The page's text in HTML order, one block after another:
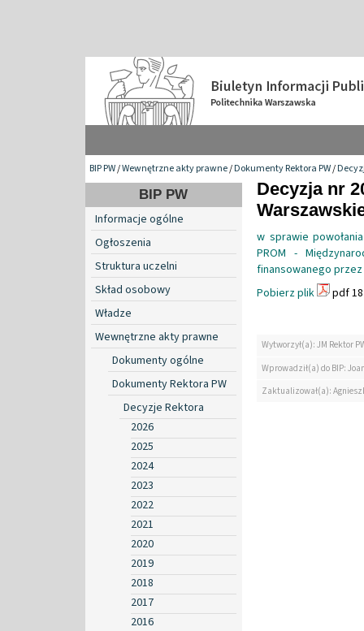
BIP PW/Wewnętrzne akty prawne/Dokumenty Rektora PW/
BIP PW
Informacje ogólne
Ogłoszenia
Struktura uczelni
Skład osobowy
Władze
Wewnętrzne akty prawne
Dokumenty ogólne
Dokumenty Rektora PW
Decyzje Rektora
2026
2025
2024
2023
2022
2021
2020
2019
2018
2017
2016
Decyzja nr
w sprawie
PROM -
finansowanego
Pobierz plik
pdf
Wytworzył(a): JM Rektor
Wprowadził(a) do BIP:
Zaktualizował(a):